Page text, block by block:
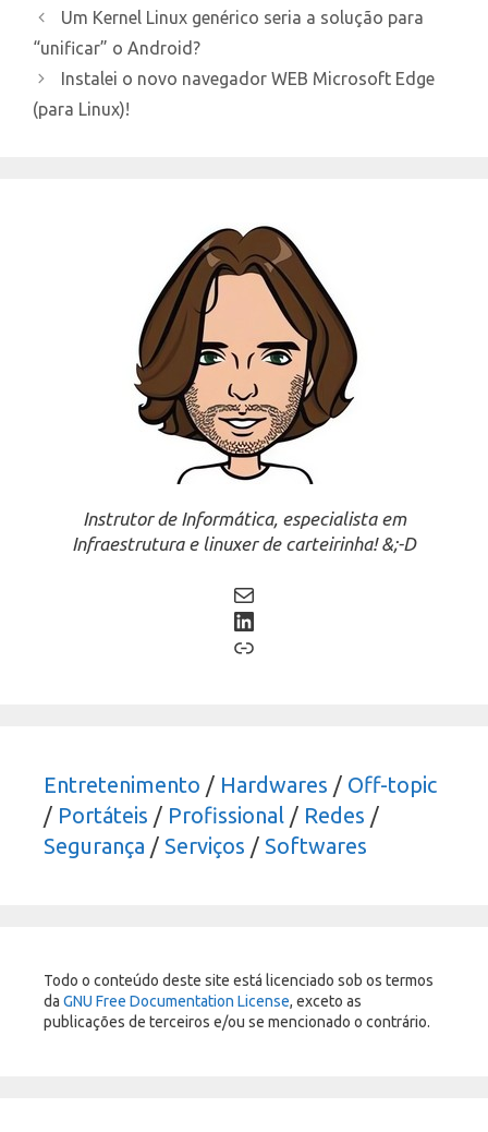
Um Kernel Linux genérico seria a solução para
“unificar” o Android?
Instalei o novo navegador WEB Microsoft Edge
(para Linux)!
Instrutor de Informática, especialista em
Infraestrutura e linuxer de carteirinha! &;-D
Mail
LinkedIn
Link
Entretenimento / Hardwares / Off-topic
/ Portáteis / Profissional / Redes /
Segurança / Serviços / Softwares
Todo o conteúdo deste site está licenciado sob os termos
da GNU Free Documentation License, exceto as
publicações de terceiros e/ou se mencionado o contrário.